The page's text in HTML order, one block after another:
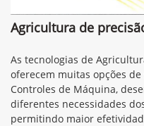
Agricultura de
As tecnologias de
oferecem muitas opções
Controles de Máquina,
diferentes necessidades
permitindo maior